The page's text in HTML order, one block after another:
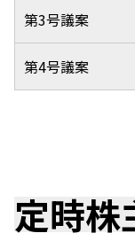
2015年
2014年
事業案内
機能化学品事業部
ライフ＆ヘルスケア製
ナガセバイオイノベー
第3号議案
第4号議案
定時株